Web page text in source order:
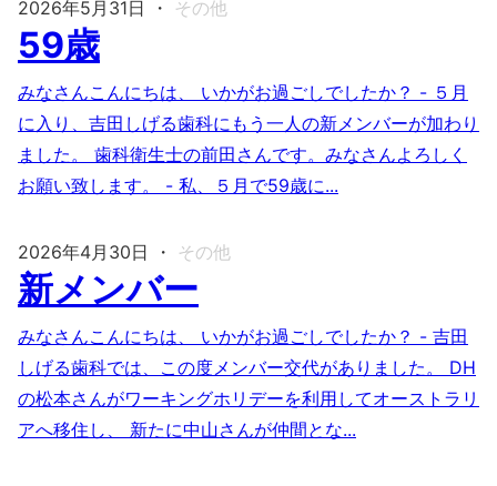
2026年5月31日 ・ その他
59歳
みなさんこんにちは、 いかがお過ごしでしたか？ - ５月
に入り、吉田しげる歯科にもう一人の新メンバーが加わり
ました。 歯科衛生士の前田さんです。みなさんよろしく
お願い致します。 - 私、５月で59歳に...
2026年4月30日 ・ その他
新メンバー
みなさんこんにちは、 いかがお過ごしでしたか？ - 吉田
しげる歯科では、この度メンバー交代がありました。 DH
の松本さんがワーキングホリデーを利用してオーストラリ
アへ移住し、 新たに中山さんが仲間とな...